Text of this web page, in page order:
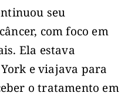
seu
com foco em
Ela estava
e viajava para
o tratamento em